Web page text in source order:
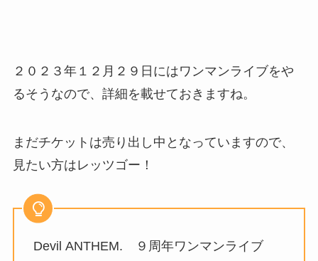
２０２３年１２月２９日にはワンマンライブをや
るそうなので、詳細を載せておきますね。
まだチケットは売り出し中となっていますので、
見たい方はレッツゴー！
Devil ANTHEM. ９周年ワンマンライブ